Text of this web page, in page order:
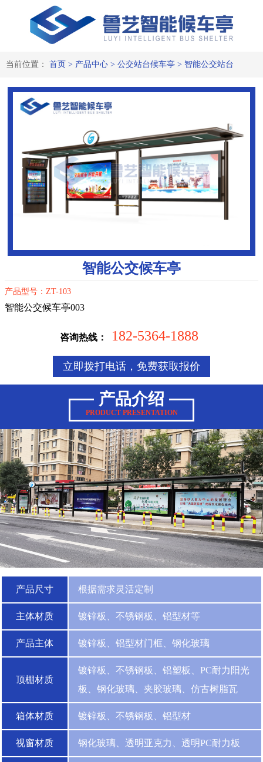
当前位置： 首页 > 产品中心> 公交站台候车亭> 智能公交站台
智能公交候车亭
产品型号：ZT-103
智能公交候车亭003
咨询热线： 182-5364-1888
立即拨打电话，免费获取报价
产品介绍
PRODUCT PRESENTATION
产品尺寸 根据需求灵活定制
主体材质 镀锌板、不锈钢板、铝型材等
产品主体 镀锌板、铝型材门框、钢化玻璃
顶棚材质
镀锌板、不锈钢板、铝塑板、PC耐力阳光
板、钢化玻璃、夹胶玻璃、仿古树脂瓦
箱体材质 镀锌板、不锈钢板、铝型材
视窗材质 钢化玻璃、透明亚克力、透明PC耐力板